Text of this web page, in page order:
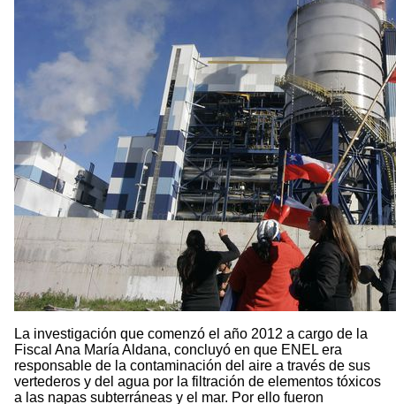
La investigación que comenzó el año 2012 a cargo de la
Fiscal Ana María Aldana, concluyó en que ENEL era
responsable de la contaminación del aire a través de sus
vertederos y del agua por la filtración de elementos tóxicos
a las napas subterráneas y el mar. Por ello fueron